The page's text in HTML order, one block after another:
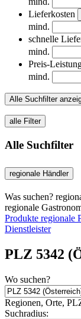
Lieferkosten
mind.
schnelle
mind.
Preis-
mind.
Alle Suchfilter
alle Filter
Alle Suchfilter
regionale Händler
Was suchen?
regionale
Produkte regionale
Dienstleister
PLZ 5342
Wo suchen?
Regionen, Orte,
Suchradius: